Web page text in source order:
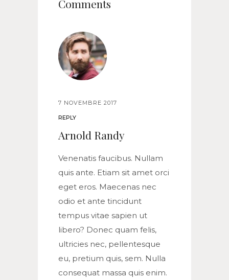
Comments
7 NOVEMBRE 2017
REPLY
Arnold Randy
Venenatis faucibus. Nullam
quis ante. Etiam sit amet orci
eget eros. Maecenas nec
odio et ante tincidunt
tempus vitae sapien ut
libero? Donec quam felis,
ultricies nec, pellentesque
eu, pretium quis, sem. Nulla
consequat massa quis enim.